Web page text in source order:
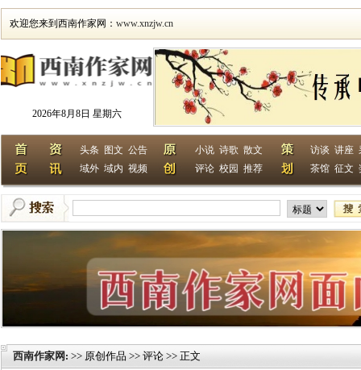
欢迎您来到西南作家网： www.xnzjw.cn
2026年8月8日 星期六
头条 图文 公告
域外 域内 视频
小说 诗歌 散文
评论 校园 推荐
访谈 讲座
茶馆 征文
西南作家网 : >> 原创作品 >> 评论 >> 正文